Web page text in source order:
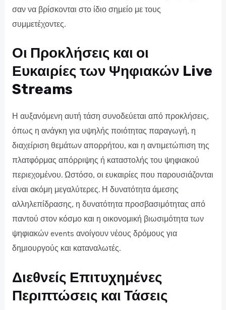
σαν να βρίσκονται στο ίδιο σημείο με τους
συμμετέχοντες.
Οι Προκλήσεις και οι
Ευκαιρίες των Ψηφιακών Live
Streams
Η αυξανόμενη αυτή τάση συνοδεύεται από προκλήσεις,
όπως η ανάγκη για υψηλής ποιότητας παραγωγή, η
διαχείριση θεμάτων απορρήτου, και η αντιμετώπιση της
πλατφόρμας απόρριψης ή καταστολής του ψηφιακού
περιεχομένου. Ωστόσο, οι ευκαιρίες που παρουσιάζονται
είναι ακόμη μεγαλύτερες. Η δυνατότητα άμεσης
αλληλεπίδρασης, η δυνατότητα προσβασιμότητας από
παντού στον κόσμο και η οικονομική βιωσιμότητα των
ψηφιακών events ανοίγουν νέους δρόμους για
δημιουργούς και καταναλωτές.
Διεθνείς Επιτυχημένες
Περιπτώσεις και Τάσεις